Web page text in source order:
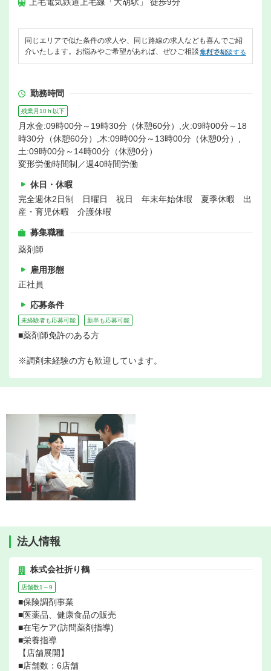
上毛電気鉄道上毛線「大胡駅」 徒歩9分
同じエリアで似た条件の求人や、同じ路線の求人なども喜んでご紹
介いたします。お悩みやご希望があれば、ぜひご相談ください。
無料で相談する
勤務時間
残業月10ｈ以下
月水金:09時00分～19時30分（休憩60分）,火:09時00分～18
時30分（休憩60分）,木:09時00分～13時00分（休憩0分）,
土:09時00分～14時00分（休憩0分）
変形労働時間制／週40時間労働
休日・休暇
完全週休2日制 日曜日 祝日 年末年始休暇 夏季休暇 出
産・育児休暇 介護休暇
募集職種
薬剤師
雇用形態
正社員
応募条件
未経験者も応募可能 新卒も応募可能
■薬剤師免許のある方
※調剤未経験の方も歓迎しています。
法人情報
株式会社折り鶴
店舗数1～9
■保険調剤事業
■医薬品、健康食品の販売
■在宅ケア(訪問薬剤指導)
■栄養指導
【店舗展開】
■店舗数：6店舗